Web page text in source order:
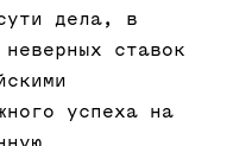
дела, в
ставок
успеха на